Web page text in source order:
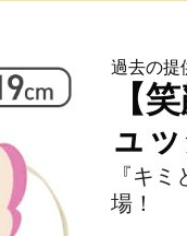
過去の提
【
ュ
『キ
場！